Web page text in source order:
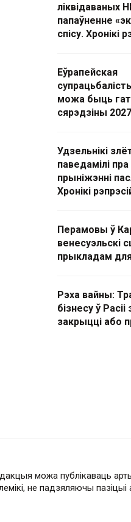
ліквідаваных
папаўненне
спісу. Хронікі
Еўрапейская
можа быць
сярэдзіны
Удзельнікі
паведамілі пра
прыніжэнні
Хронікі
Перамовы ў
венесуэльскі
прыкладам для
Рэха вайны:
бізнесу ў
закрыцці або
можа публікаваць
не падзяляючы пазіцыі